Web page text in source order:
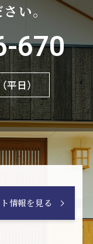
い。
670
平日）
情報を見る